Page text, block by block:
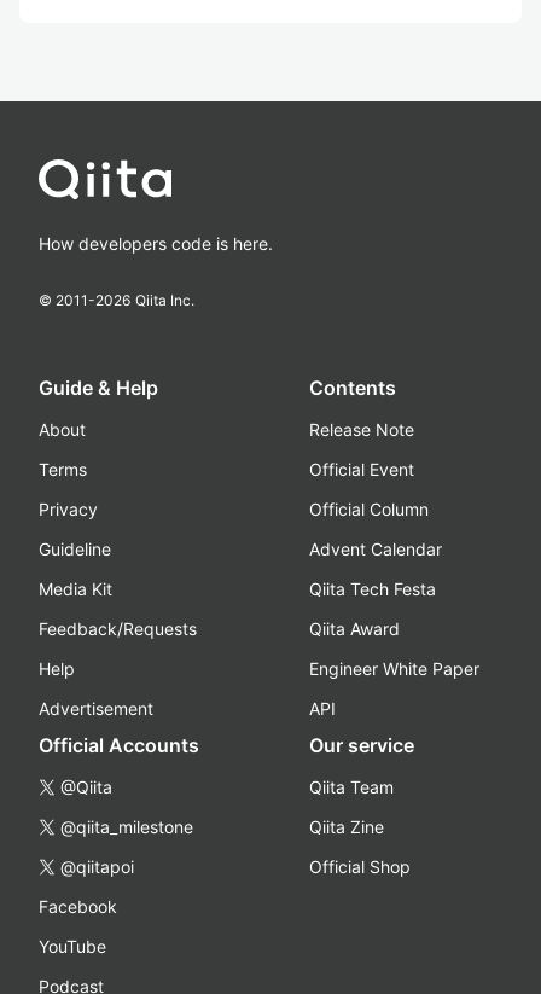
How developers code is here.
© 2011-2026 Qiita Inc.
Guide & Help
About
Terms
Privacy
Guideline
Media Kit
Feedback/Requests
Help
Advertisement
Contents
Release Note
Official Event
Official Column
Advent Calendar
Qiita Tech Festa
Qiita Award
Engineer White Paper
API
Official Accounts
@Qiita
@qiita_milestone
@qiitapoi
Facebook
YouTube
Podcast
Our service
Qiita Team
Qiita Zine
Official Shop